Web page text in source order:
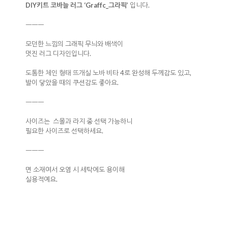
DIY키트 코바늘 러그 ‘Graffc_그라픽’ 입니다.
ㅡㅡㅡ
모던한 느낌의 그래픽 무늬와 배색이
멋진 러그 디자인입니다.
도톰한 체인 형태 뜨개실 노바 비타 4로 완성해 두께감도 있고,
발이 닿았을 때의 쿠션감도 좋아요.
ㅡㅡㅡ
사이즈는 스몰과 라지 중 선택 가능하니
필요한 사이즈로 선택하세요.
ㅡㅡㅡ
면 소재여서 오염 시 세탁에도 용이해
실용적예요.